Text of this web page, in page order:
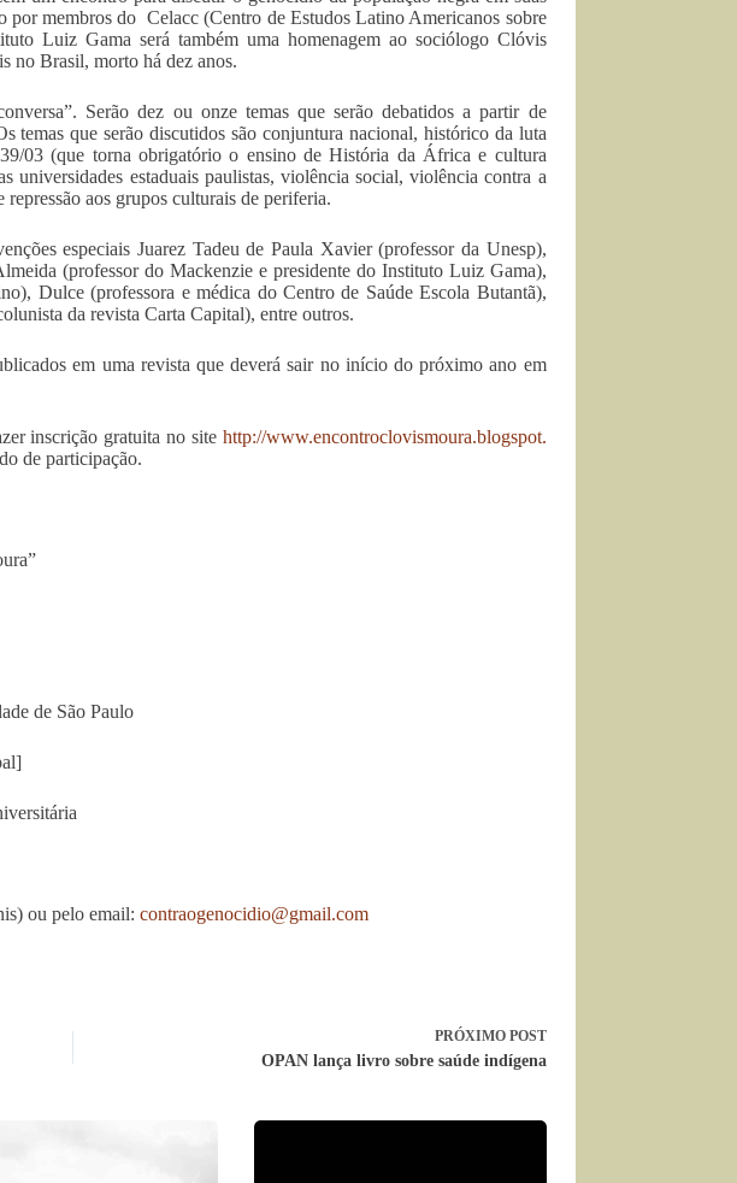
por membros do Celacc (Centro de Estudos Latino Americanos sobre
Luiz Gama será também uma homenagem ao sociólogo Clóvis
no Brasil, morto há dez anos.
Serão dez ou onze temas que serão debatidos a partir de
temas que serão discutidos são conjuntura nacional, histórico da luta
03 (que torna obrigatório o ensino de História da África e cultura
universidades estaduais paulistas, violência social, violência contra a
aos grupos culturais de periferia.
especiais Juarez Tadeu de Paula Xavier (professor da Unesp),
(professor do Mackenzie e presidente do Instituto Luiz Gama),
Dulce (professora e médica do Centro de Saúde Escola Butantã),
da revista Carta Capital), entre outros.
em uma revista que deverá sair no início do próximo ano em
inscrição gratuita no site http://www.encontroclovismoura.blogspot.
de participação.
de São Paulo
ou pelo email: contraogenocidio@gmail.com
PRÓXIMO POST
OPAN lança livro sobre saúde indígena